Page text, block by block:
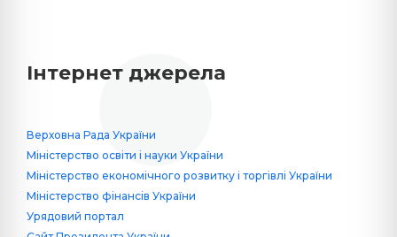
Інтернет джерела
Верховна Рада України
Міністерство освіти і науки України
Міністерство економічного розвитку і торгівлі України
Міністерство фінансів України
Урядовий портал